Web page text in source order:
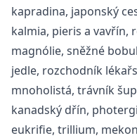
kapradina, japonský
kalmia, pieris a vavřín,
magnólie, sněžné
jedle, rozchodník
mnoholistá, trávník
kanadský dřín,
eukrifie, trillium,